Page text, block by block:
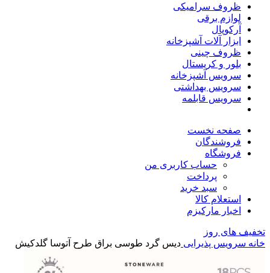
ظروف سرامیکی
لوازم برقی
آرکوپال
ابزار آلات آشپزخانه
ظروف چینی
بلور و کریستال
سرویس آشپزخانه
سرویس بهداشتی
سرویس قابلمه
صفحه نخست
فروشندگان
فروشگاه
حساب کاربری من
پرداخت
سبد خرید
استعلام کالا
اخبار مارکیزم
تخفیف های روز
خانه سرویس پذیرایی دیس گرد طوسی براق طرح آتوسا گلدکیش